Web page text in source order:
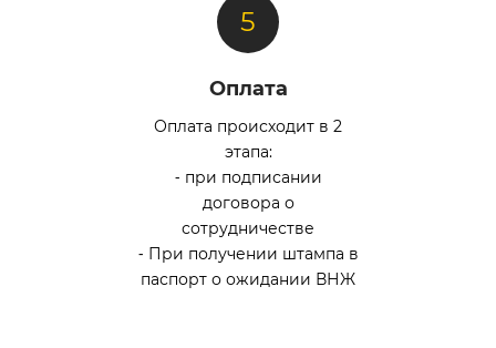
Оплата
Оплата происходит в 2
этапа:
⁃ при подписании
договора о
сотрудничестве
⁃ При получении штампа в
паспорт о ожидании ВНЖ